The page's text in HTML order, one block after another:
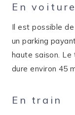
En voiture
Il est possible
un parking
haute saison. Le
dure environ 45
En train